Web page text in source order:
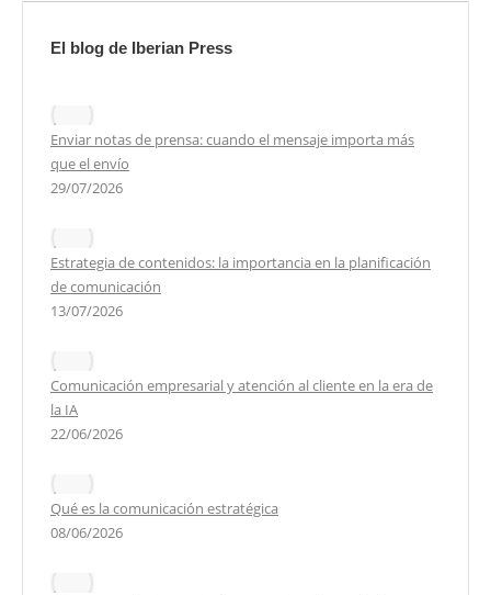
El blog de Iberian Press
Enviar notas de prensa: cuando el mensaje importa más
que el envío
29/07/2026
Estrategia de contenidos: la importancia en la planificación
de comunicación
13/07/2026
Comunicación empresarial y atención al cliente en la era de
la IA
22/06/2026
Qué es la comunicación estratégica
08/06/2026